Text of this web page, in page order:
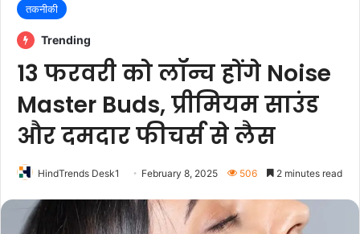
तकनीकी
Trending
13 फरवरी को लॉन्च होंगे Noise
Master Buds, प्रीमियम साउंड
और दमदार फीचर्स से लैस
HindTrends Desk1 February 8, 2025 506 2 minutes read